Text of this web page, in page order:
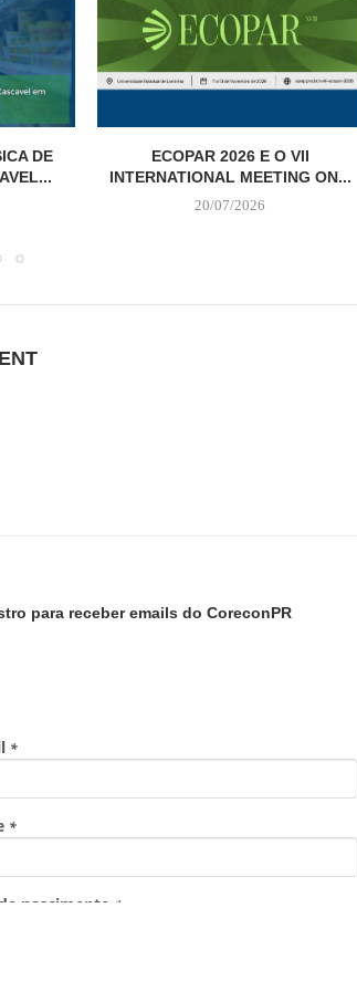
DE
ECOPAR 2026 E O VII
INTERNATIONAL MEETING ON...
20/07/2026
para receber emails do CoreconPR